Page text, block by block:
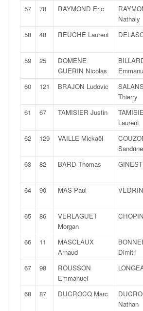
57
78 RAYMOND Eric
Nathaly
58
48 REUCHE Laurent
59
25
DOMENE
GUERIN Nicolas
60
121 BRAJON Ludovic
Thierry
61
67 TAMISIER Justin
Laurent
62
129 VAILLE Mickaël
Sandrine
63
82 BARD Thomas
64
90 MAS Paul
65
86
VERLAGUET
Morgan
66
11
MASCLAUX
Arnaud
Dimitri
67
98
ROUSSON
Emmanuel
68
87 DUCROCQ Marc
Nathan